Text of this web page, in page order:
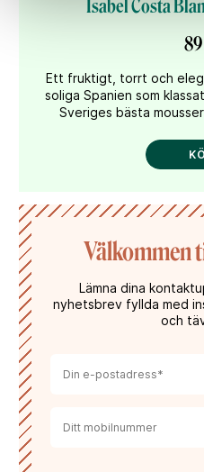
Isabel Costa
Ett fruktigt, torrt och
soliga Spanien som
Sveriges bästa
Välkommen
Lämna dina
nyhetsbrev fyllda med
och